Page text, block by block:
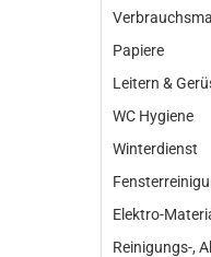
Papiere
Leitern &
WC Hygiene
Winterdienst
Elektro-
Reinigungs-,